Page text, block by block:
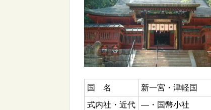
国 名
新一宮・津軽国
式内社・近代
―・国幣小社